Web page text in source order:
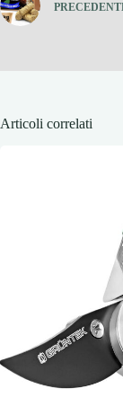
Articoli correlati